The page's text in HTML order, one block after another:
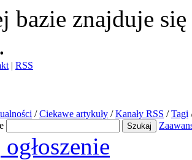
bazie znajduje się
| RSS
/ Ciekawe artykuły / Kanały RSS / Tagi